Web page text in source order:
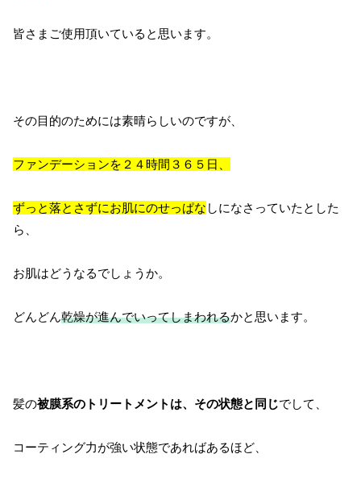
皆さまご使用頂いていると思います。
その目的のためには素晴らしいのですが、
ファンデーションを２４時間３６５日、
ずっと落とさずにお肌にのせっぱな しになさっていたとした
ら、
お肌はどうなるでしょうか。
どんどん乾燥が進んでいってしまわれるかと思います。
髪の被膜系のトリートメントは、その状態と同じでして、
コーティング力が強い状態であればあるほど、